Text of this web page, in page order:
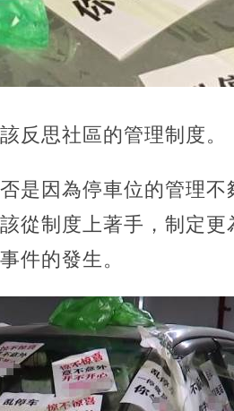
反思社區的管理制度。
是因為停車位的管理
從制度上著手，制定
件的發生。